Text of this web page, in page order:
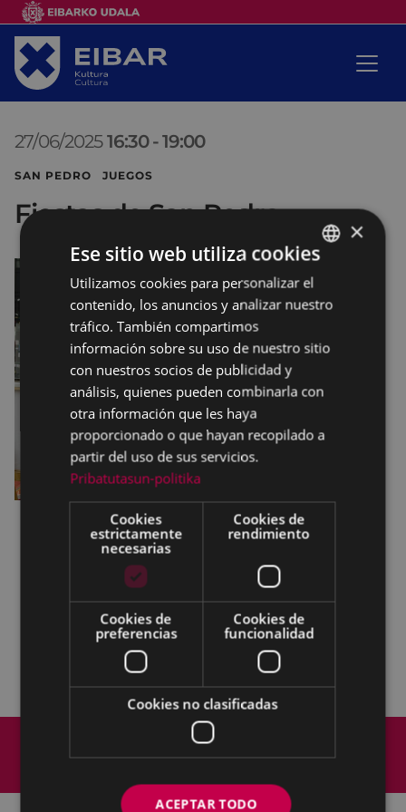
27/06/2025 16:30 -19:00
SAN PEDRO JUEGOS
Fiestas de San Pedro
a las 16:30 horas, en el parque de la calle
chocolatada
.
las 17:00 horas, en el parque de la calle Carmen,
juegos infantiles.
a las 19:00 horas, en el parque de la calle del
Carmen, espectáculo
“La maleta de Lekim”
LEKIM animazioak.
Política de cookies
Contacto
BASQUE
SPANISH
×
Ese sitio web utiliza cookies
Utilizamos cookies para personalizar el
contenido, los anuncios y analizar nuestro
tráfico. También compartimos
información sobre su uso de nuestro sitio
con nuestros socios de publicidad y
análisis, quienes pueden combinarla con
otra información que les haya
proporcionado o que hayan recopilado a
partir del uso de sus servicios.
Pribatutasun-politika
Cookies
estrictamente
necesarias
Cookies de
rendimiento
Cookies de
preferencias
Cookies de
funcionalidad
Cookies no clasificadas
ACEPTAR TODO